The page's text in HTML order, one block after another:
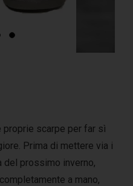
proprie scarpe per far sì
Prima di mettere via i
del prossimo inverno,
a mano,